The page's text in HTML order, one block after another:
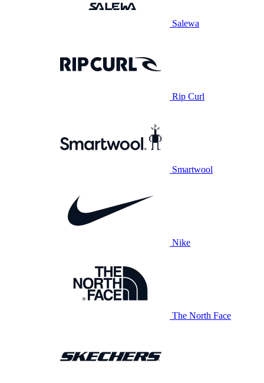
Salewa
Rip Curl
Smartwool
Nike
The North Face